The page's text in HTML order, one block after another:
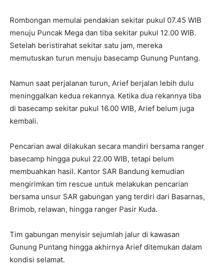
Rombongan memulai pendakian sekitar pukul 07.45 WIB
menuju Puncak Mega dan tiba sekitar pukul 12.00 WIB.
Setelah beristirahat sekitar satu jam, mereka
memutuskan turun menuju basecamp Gunung Puntang.
Namun saat perjalanan turun, Arief berjalan lebih dulu
meninggalkan kedua rekannya. Ketika dua rekannya tiba
di basecamp sekitar pukul 16.00 WIB, Arief belum juga
kembali.
Pencarian awal dilakukan secara mandiri bersama ranger
basecamp hingga pukul 22.00 WIB, tetapi belum
membuahkan hasil. Kantor SAR Bandung kemudian
mengirimkan tim rescue untuk melakukan pencarian
bersama unsur SAR gabungan yang terdiri dari Basarnas,
Brimob, relawan, hingga ranger Pasir Kuda.
Tim gabungan menyisir sejumlah jalur di kawasan
Gunung Puntang hingga akhirnya Arief ditemukan dalam
kondisi selamat.